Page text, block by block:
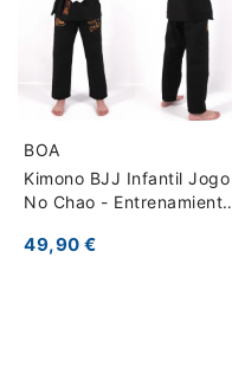
BOA
Kimono BJJ Infantil Jogo
No Chao - Entrenamiento
49,90 €